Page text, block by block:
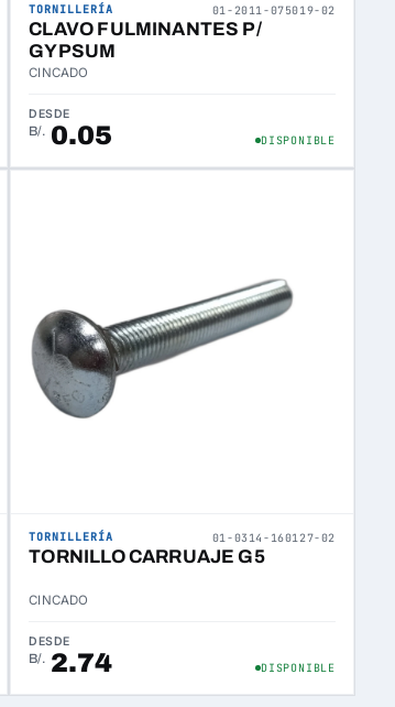
TORNILLERÍA 01-2011-075019-02
CLAVO FULMINANTES P/
GYPSUM
CINCADO
DESDE
B/. 0.05 DISPONIBLE
TORNILLERÍA 01-0314-160127-02
TORNILLO CARRUAJE G5
CINCADO
DESDE
B/. 2.74 DISPONIBLE